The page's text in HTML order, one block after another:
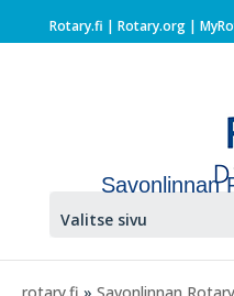
Rotary.fi | Rotary.org|
Savonlinnan
Valitse sivu